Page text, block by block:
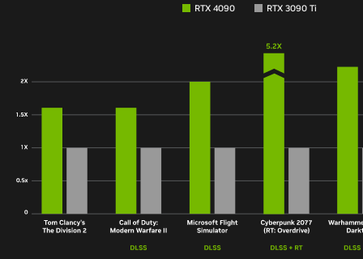
RTX 4090 RTX 3090 Ti